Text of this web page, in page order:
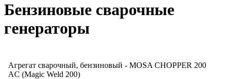
Бензиновые сварочные
генераторы
Агрегат сварочный, бензиновый - MOSA CHOPPER 200
AC (Magic Weld 200)